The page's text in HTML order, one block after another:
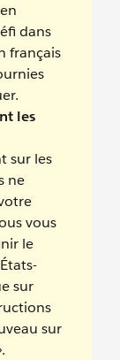
dans
français
les
sur les
ne
vous
le
sur
sur